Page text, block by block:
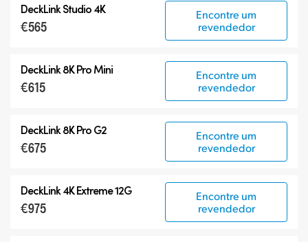
DeckLink Studio 4K
€565
Encontre um
revendedor
DeckLink 8K Pro Mini
€615
Encontre um
revendedor
DeckLink 8K Pro G2
€675
Encontre um
revendedor
DeckLink 4K Extreme 12G
€975
Encontre um
revendedor